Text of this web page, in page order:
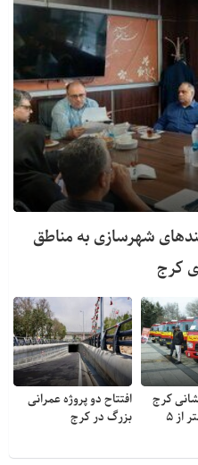
شهرسازی به مناطق
کرج
کرج
در حوادث کمتر از ۵
افتتاح دو پروژه عمرانی
بزرگ در کرج